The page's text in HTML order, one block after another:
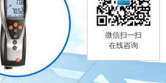
微信扫一扫
在线咨询